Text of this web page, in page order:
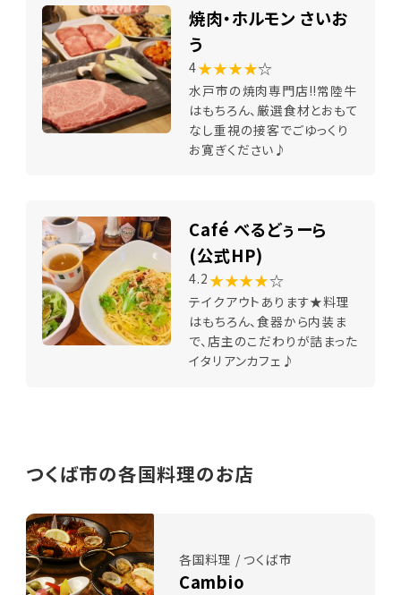
焼肉・ホルモン さいお
う
4★★★★☆
水戸市の焼肉専門店!!常陸牛
はもちろん、厳選食材とおもて
なし重視の接客でごゆっくり
お寛ぎください♪
Café べるどぅーら
(公式HP)
4.2 ★★★★☆
テイクアウトあります★料理
はもちろん、食器から内装ま
で、店主のこだわりが詰まった
イタリアンカフェ♪
つくば市の各国料理のお店
各国料理 / つくば市
Cambio